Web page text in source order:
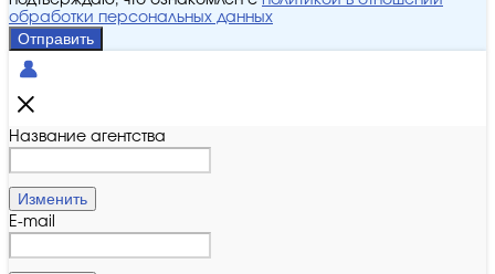
обработки персональных данных
Отправить
Название агентства
Изменить
E-mail